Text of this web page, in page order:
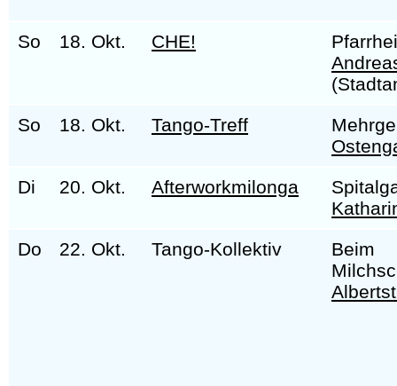
So 18. Okt. CHE!
So
18. Okt. Tango-Treff
Di
20. Okt. Afterworkmilonga
Do
22. Okt. Tango-Kollektiv
Beim